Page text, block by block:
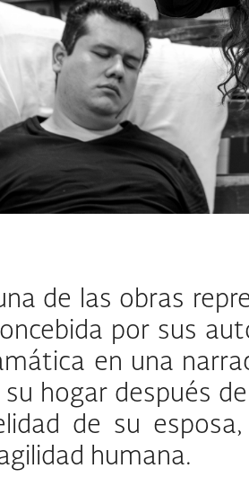
de las obras
por sus
en una
hogar después
de su
humana.